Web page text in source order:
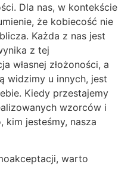
Dla nas, w kontekście
że kobiecość nie
Każda z nas jest
z tej
własnej złożoności, a
widzimy u innych, jest
Kiedy przestajemy
wzorców i
kim jesteśmy, nasza
warto